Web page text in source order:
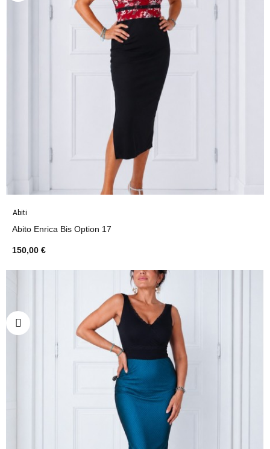
Abiti
Abito Enrica Bis Option 17
150,00 €